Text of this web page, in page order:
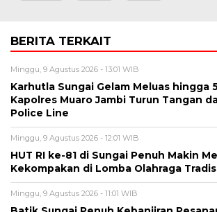
BERITA TERKAIT
Minggu, 9 Agustus 2026 - 13:01 WIB
Karhutla Sungai Gelam Meluas hingga
Kapolres Muaro Jambi Turun Tangan
Police Line
Minggu, 9 Agustus 2026 - 12:01 WIB
HUT RI ke-81 di Sungai Penuh Makin
Kekompakan di Lomba Olahraga
Minggu, 9 Agustus 2026 - 11:01 WIB